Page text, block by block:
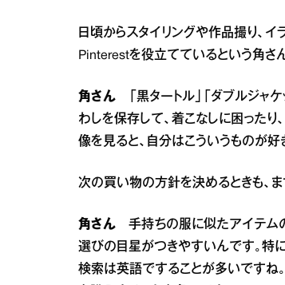
日頃からスタイリングや作品撮り、
Pinterestを役立てているという角さん
角さん 「黒タートル」「ダブルジャ
わしを保存して、着こなしに困ったり
像を見ると、自分はこういうものが好
次の買い物の方針を決めるときも、
角さん 手持ちの服に似たアイテム
選びの目星がつきやすいんです。特
検索は英語ですることが多いですね